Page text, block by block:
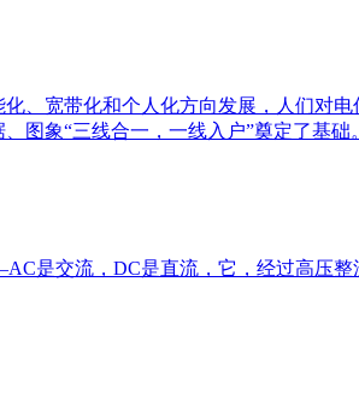
、宽带化和个人化方向发展，人们对
图象“三线合一，一线入户”奠定了基础。
是交流，DC是直流，它，经过高压